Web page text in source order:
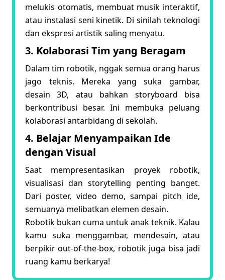
melukis otomatis, membuat musik interaktif,
atau instalasi seni kinetik. Di sinilah teknologi
dan ekspresi artistik saling menyatu.
3. Kolaborasi Tim yang Beragam
Dalam tim robotik, nggak semua orang harus
jago teknis. Mereka yang suka gambar,
desain 3D, atau bahkan storyboard bisa
berkontribusi besar. Ini membuka peluang
kolaborasi antarbidang di sekolah.
4. Belajar Menyampaikan Ide
dengan Visual
Saat mempresentasikan proyek robotik,
visualisasi dan storytelling penting banget.
Dari poster, video demo, sampai pitch ide,
semuanya melibatkan elemen desain.
Robotik bukan cuma untuk anak teknik. Kalau
kamu suka menggambar, mendesain, atau
berpikir out-of-the-box, robotik juga bisa jadi
ruang kamu berkarya!